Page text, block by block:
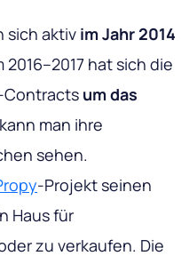
sich aktiv im Jahr 2014
2016–2017 hat sich die
Contracts um das
man ihre
sehen.
-Projekt seinen
Haus für
zu verkaufen. Die